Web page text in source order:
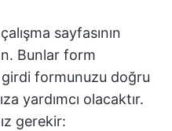
sayfasının
Bunlar form
girdi formunuzu doğru
yardımcı olacaktır.
gerekir: